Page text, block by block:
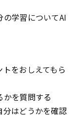
学習についてAI
をおしえてもら
かを質問する
分はどうかを確認